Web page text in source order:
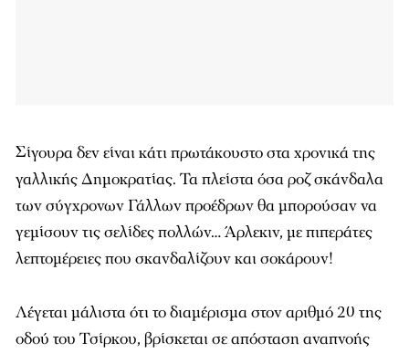
Σίγουρα δεν είναι κάτι πρωτάκουστο στα χρονικά της
γαλλικής Δημοκρατίας. Τα πλείστα όσα ροζ σκάνδαλα
των σύγχρονων Γάλλων προέδρων θα μπορούσαν να
γεμίσουν τις σελίδες πολλών… Άρλεκιν, με πιπεράτες
λεπτομέρειες που σκανδαλίζουν και σοκάρουν!
Λέγεται μάλιστα ότι το διαμέρισμα στον αριθμό 20 της
οδού του Τσίρκου, βρίσκεται σε απόσταση αναπνοής